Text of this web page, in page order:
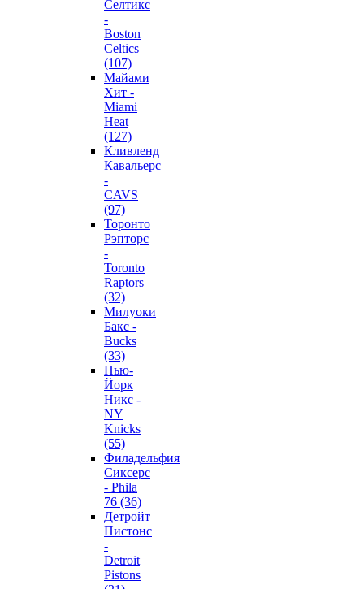
Селтикс
-
Boston
Celtics
(107)
Майами
Хит -
Miami
Heat
(127)
Кливленд
Кавальерс
-
CAVS
(97)
Торонто
Рэпторс
-
Toronto
Raptors
(32)
Милуоки
Бакс -
Bucks
(33)
Нью-
Йорк
Никс -
NY
Knicks
(55)
Филадельфия
Сиксерс
- Phila
76 (36)
Детройт
Пистонс
-
Detroit
Pistons